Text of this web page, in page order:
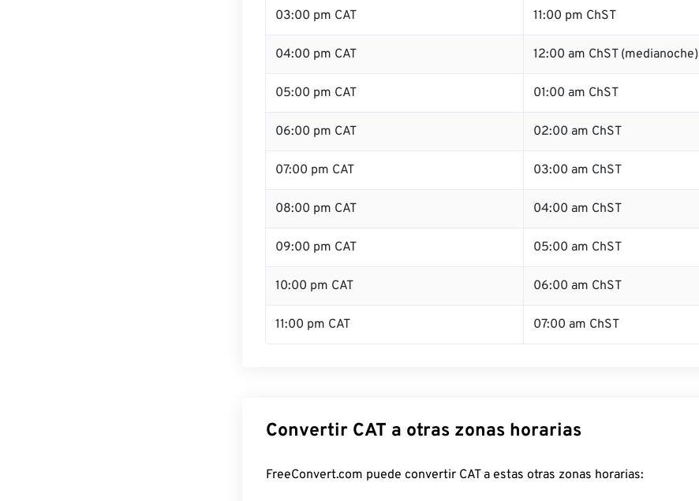
03:00 pm CAT 11:00 pm ChST
04:00 pm CAT 12:00 am ChST (medianoche)
05:00 pm CAT 01:00 am ChST
06:00 pm CAT 02:00 am ChST
07:00 pm CAT 03:00 am ChST
08:00 pm CAT 04:00 am ChST
09:00 pm CAT 05:00 am ChST
10:00 pm CAT 06:00 am ChST
11:00 pm CAT 07:00 am ChST
Convertir CAT a otras zonas horarias
FreeConvert.com puede convertir CAT a estas otras zonas horarias: